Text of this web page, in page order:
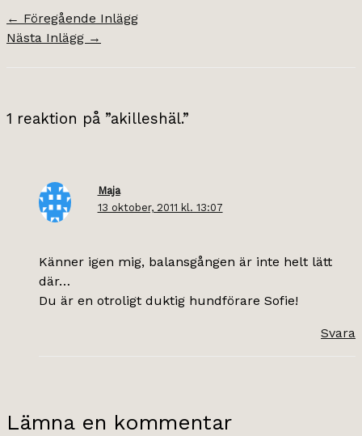
← Föregående Inlägg
Nästa Inlägg →
1 reaktion på ”akilleshäl.”
Maja
13 oktober, 2011 kl. 13:07
Känner igen mig, balansgången är inte helt lätt
där…
Du är en otroligt duktig hundförare Sofie!
Svara
Lämna en kommentar